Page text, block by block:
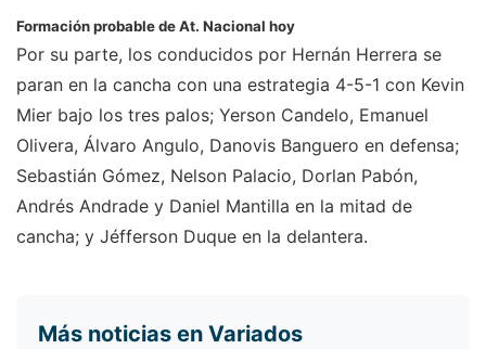
Formación probable de At. Nacional hoy
Por su parte, los conducidos por Hernán Herrera se
paran en la cancha con una estrategia 4-5-1 con Kevin
Mier bajo los tres palos; Yerson Candelo, Emanuel
Olivera, Álvaro Angulo, Danovis Banguero en defensa;
Sebastián Gómez, Nelson Palacio, Dorlan Pabón,
Andrés Andrade y Daniel Mantilla en la mitad de
cancha; y Jéfferson Duque en la delantera.
Más noticias en Variados